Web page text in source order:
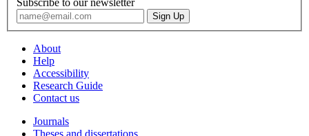
Subscribe to our newsletter
About
Help
Accessibility
Research Guide
Contact us
Journals